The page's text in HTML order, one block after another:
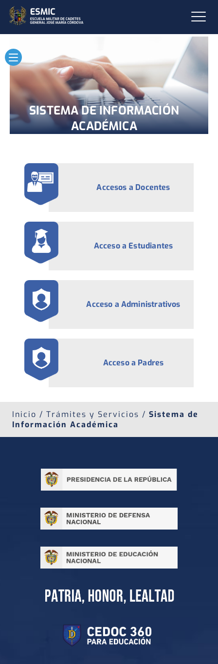
SISTEMA DE INFORMACIÓN
ACADÉMICA
Accesos a Docentes
Acceso a Estudiantes
Acceso a Administrativos
Acceso a Padres
Inicio / Trámites y Servicios / Sistema de
Información Académica